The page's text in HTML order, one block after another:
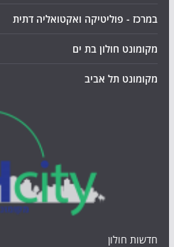
במרכז - פוליטיקה ואקטואליה דתית
מקומונט חולון בת ים
מקומונט תל אביב
חדשות חולון